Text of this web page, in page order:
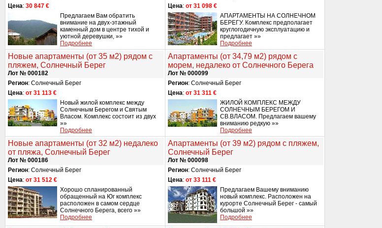
Цена: 30 847 €
Предлагаем Вам обратить
внимание на двух-этажный
каменный дом в центре тихой и
уютной деревушки, »»
Подробнее
Цена: от 31 098 €
АПАРТАМЕНТЫ НА СОЛНЕЧНОМ
БЕРЕГУ. Комплекс предполагает
круглогодичную эксплуатацию и
предлагает »»
Подробнее
Новые апартаменты (от 35 м2) рядом с
пляжем, Солнечный Берег
Лот № 000182
Регион: Солнечный Берег
Цена: от 31 113 €
Новый жилой комплекс между
Солнечным Берегом и Святым
Власом. Комплекс состоит из двух
»»
Подробнее
Апартаменты (от 34,79 м2) рядом с
морем, недалеко от Солнечного Берега
Лот № 000099
Регион: Солнечный Берег
Цена: от 31 311 €
ЖИЛОЙ КОМПЛЕКС МЕЖДУ
СОЛНЕЧНЫМ БЕРЕГОМ И
СВ.ВЛАСОМ. Предлагаем вашему
вниманию редкую »»
Подробнее
Новые апартаменты (от 32 м2) недалеко
от пляжа, Солнечный Берег
Лот № 000186
Регион: Солнечный Берег
Цена: от 31 512 €
Хорошо спланированный
обращенный на Юг комплекс
расположен в самом сердце
Солнечного Берега, всего »»
Подробнее
Апартаменты (от 39 м2) рядом с пляжем,
Солнечный Берег
Лот № 000098
Регион: Солнечный Берег
Цена: от 33 111 €
Предлагаем Вашему вниманию
новый комплекс. Расположен на
курорте Солнечный Берег - самый
большой »»
Подробнее